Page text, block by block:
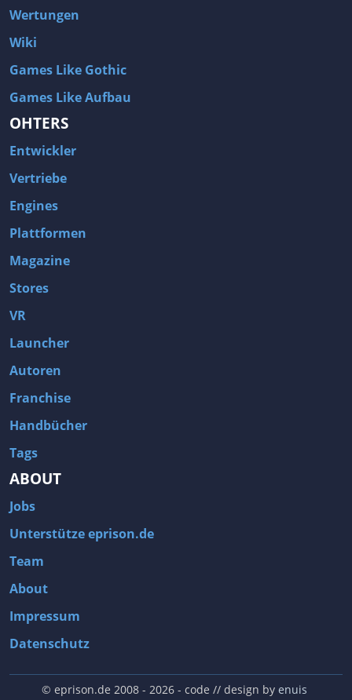
Wertungen
Wiki
Games Like Gothic
Games Like Aufbau
OHTERS
Entwickler
Vertriebe
Engines
Plattformen
Magazine
Stores
VR
Launcher
Autoren
Franchise
Handbücher
Tags
ABOUT
Jobs
Unterstütze eprison.de
Team
About
Impressum
Datenschutz
© eprison.de 2008 - 2026- code // design by enuis